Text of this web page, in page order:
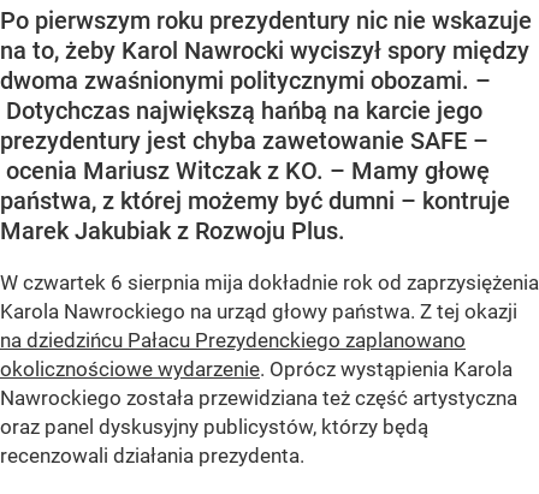
Po pierwszym roku prezydentury nic nie wskazuje
na to, żeby Karol Nawrocki wyciszył spory między
dwoma zwaśnionymi politycznymi obozami. –
Dotychczas największą hańbą na karcie jego
prezydentury jest chyba zawetowanie SAFE –
ocenia Mariusz Witczak z KO. – Mamy głowę
państwa, z której możemy być dumni – kontruje
Marek Jakubiak z Rozwoju Plus.
W czwartek 6 sierpnia mija dokładnie rok od zaprzysiężenia
Karola Nawrockiego na urząd głowy państwa. Z tej okazji
na dziedzińcu Pałacu Prezydenckiego zaplanowano
okolicznościowe wydarzenie. Oprócz wystąpienia Karola
Nawrockiego została przewidziana też część artystyczna
oraz panel dyskusyjny publicystów, którzy będą
recenzowali działania prezydenta.